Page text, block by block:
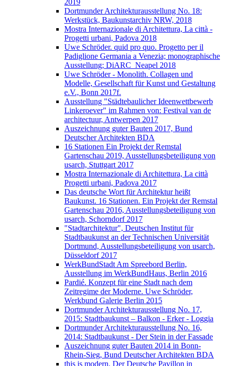
2019
Dortmunder Architekturausstellung No. 18:
Werkstück, Baukunstarchiv NRW, 2018
Mostra Internazionale di Architettura, La città -
Progetti urbani, Padova 2018
Uwe Schröder. quid pro quo. Progetto per il
Padiglione Germania a Venezia; monographische
Ausstellung; DiARC_Neapel 2018
Uwe Schröder - Monolith. Collagen und
Modelle, Gesellschaft für Kunst und Gestaltung
e.V., Bonn 2017f.
Ausstellung "Städtebaulicher Ideenwettbewerb
Linkeroever" im Rahmen von: Festival van de
architectuur, Antwerpen 2017
Auszeichnung guter Bauten 2017, Bund
Deutscher Architekten BDA
16 Stationen Ein Projekt der Remstal
Gartenschau 2019, Ausstellungsbeteiligung von
usarch, Stuttgart 2017
Mostra Internazionale di Architettura, La città
Progetti urbani, Padova 2017
Das deutsche Wort für Architektur heißt
Baukunst. 16 Stationen. Ein Projekt der Remstal
Gartenschau 2016, Ausstellungsbeteiligung von
usarch, Schorndorf 2017
"Stadtarchitektur", Deutschen Institut für
Stadtbaukunst an der Technischen Universität
Dortmund, Ausstellungsbeteiligung von usarch,
Düsseldorf 2017
WerkBundStadt Am Spreebord Berlin,
Ausstellung im WerkBundHaus, Berlin 2016
Pardié. Konzept für eine Stadt nach dem
Zeitregime der Moderne. Uwe Schröder,
Werkbund Galerie Berlin 2015
Dortmunder Architekturausstellung No. 17,
2015: Stadtbaukunst – Balkon - Erker - Loggia
Dortmunder Architekturausstellung No. 16,
2014: Stadtbaukunst - Der Stein in der Fassade
Auszeichnung guter Bauten 2014 in Bonn-
Rhein-Sieg, Bund Deutscher Architekten BDA
this is modern. Der Deutsche Pavillon in